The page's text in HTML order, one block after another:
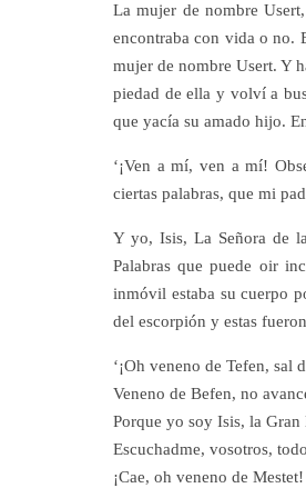
La mujer de nombre
encontraba con vida o no.
mujer de nombre Usert. Y
piedad de ella y volví a
que yacía su amado hijo.
‘¡Ven a mí, ven a mí!
ciertas palabras, que mi
Y yo, Isis, La Señora de
Palabras que puede oir
inmóvil estaba su cuerpo
del escorpión y estas
‘¡Oh veneno de Tefen, sal
Veneno de Befen, no
Porque yo soy Isis, la Gran
Escuchadme, vosotros,
¡Cae, oh veneno de Mestet!